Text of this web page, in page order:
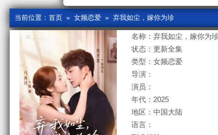
当前位置： 首页 » 女频恋爱 » 弃我如尘，嫁你为珍
名称：弃我如尘，嫁你为
状态：更新全集
类型：女频恋爱
导演：
演员：
年代：2025
地区：中国大陆
语言：